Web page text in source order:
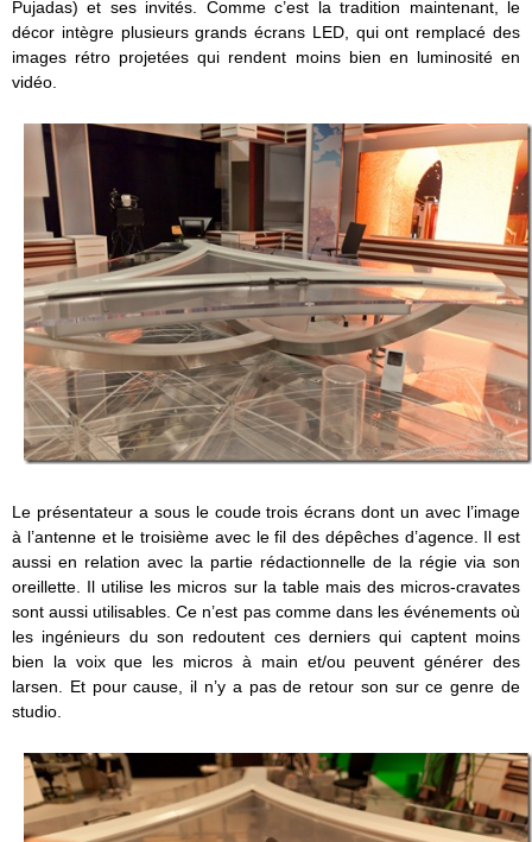
Pujadas) et ses invités. Comme c’est la tradition maintenant, le
décor intègre plusieurs grands écrans LED, qui ont remplacé des
images rétro projetées qui rendent moins bien en luminosité en
vidéo.
Le présentateur a sous le coude trois écrans dont un avec l’image
à l’antenne et le troisième avec le fil des dépêches d’agence. Il est
aussi en relation avec la partie rédactionnelle de la régie via son
oreillette. Il utilise les micros sur la table mais des micros-cravates
sont aussi utilisables. Ce n’est pas comme dans les événements où
les ingénieurs du son redoutent ces derniers qui captent moins
bien la voix que les micros à main et/ou peuvent générer des
larsen. Et pour cause, il n’y a pas de retour son sur ce genre de
studio.